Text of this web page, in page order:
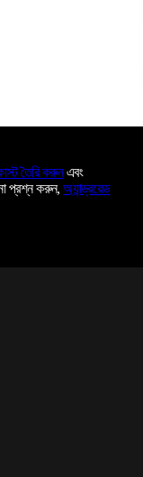
তৈরি করুনএবং
প্রশ্ন করুন,অ্যান্ড্রয়েড